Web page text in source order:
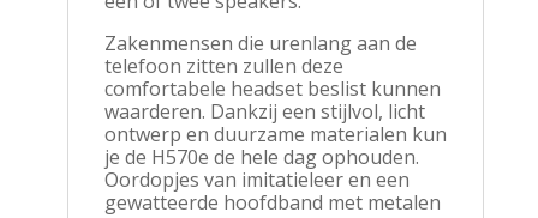
Zakenmensen die urenlang aan de
telefoon zitten zullen deze
comfortabele headset beslist kunnen
waarderen. Dankzij een stijlvol, licht
ontwerp en duurzame materialen kun
je de H570e de hele dag ophouden.
Oordopjes van imitatieleer en een
gewatteerde hoofdband met metalen